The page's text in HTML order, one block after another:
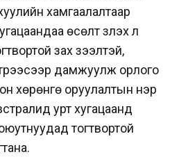
хамгаалалтаар
өсөлт үзүүлэх үл
зах зээлтэй,
дамжуулж орлого
хөрөнгө оруулалтын нэр
урт хугацаанд
тогтвортой